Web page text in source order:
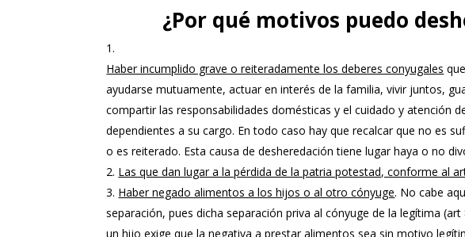
¿Por qué motivos puedo
Haber incumplido grave o reiteradamente los deberes conyugales
ayudarse mutuamente, actuar en interés de la familia, vivir juntos,
compartir las responsabilidades domésticas y el cuidado y atención
dependientes a su cargo. En todo caso hay que recalcar que no es
o es reiterado. Esta causa de desheredación tiene lugar haya o no
Las que dan lugar a la pérdida de la patria potestad, conforme al
Haber negado alimentos a los hijos o al otro cónyuge. No cabe
separación, pues dicha separación priva al cónyuge de la legítima
un hijo exige que la negativa a prestar alimentos sea sin motivo